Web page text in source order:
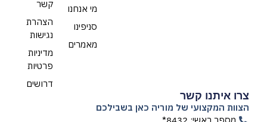
מי אנחנו
סניפינו
מאמרים
קשר
הצהרת
נגישות
מדיניות
פרטיות
דרושים
צרו איתנו קשר
הצוות המקצועי של מוריה כאן בשבילכם